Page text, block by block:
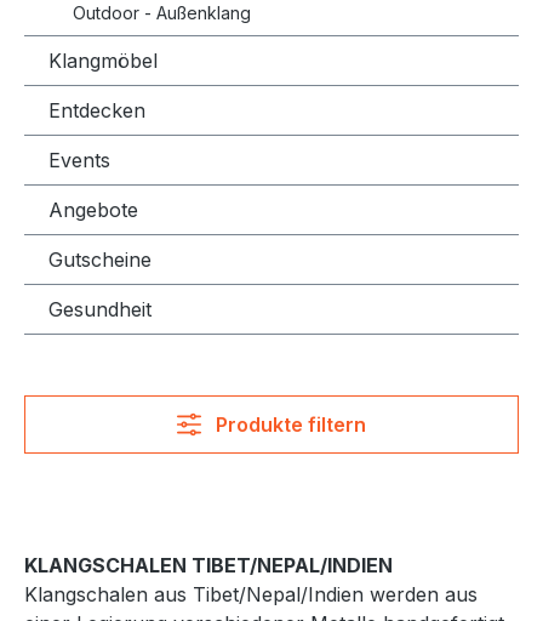
Outdoor - Außenklang
Klangmöbel
Entdecken
Events
Angebote
Gutscheine
Gesundheit
Produkte filtern
KLANGSCHALEN TIBET/NEPAL/INDIEN
Klangschalen aus Tibet/Nepal/Indien werden aus